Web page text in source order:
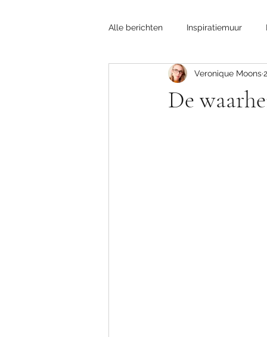
Alle berichten Inspiratiemuur
De
Veronique Moons